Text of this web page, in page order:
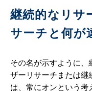
継続的なリサ
サーチと何が
その名が示すように、
ザーリサーチまたは継
は、常にオンという考